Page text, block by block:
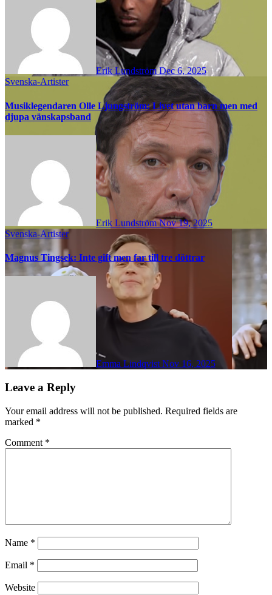
Erik LundströmDec 6, 2025
Svenska-Artister
Musiklegendaren Olle Ljungström: Livet utan barn men med
djupa vänskapsband
Erik LundströmNov 19, 2025
Svenska-Artister
Magnus Tingsek: Inte gift men far till tre döttrar
Emma LindqvistNov 16, 2025
Leave a Reply
Your email address will not be published. Required fields are
marked *
Comment *
Name *
Email *
Website